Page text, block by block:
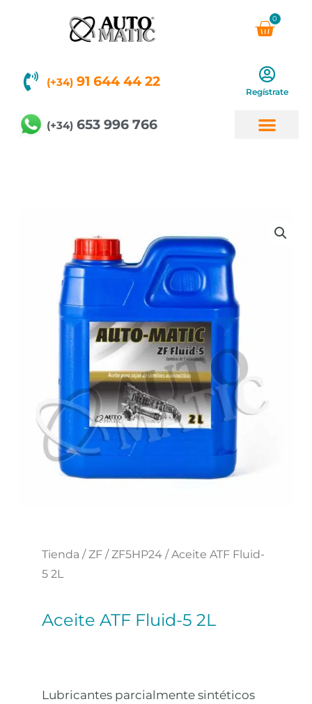
0
(+34) 91 644 44 22
Regístrate
(+34) 653 996 766
Tienda / ZF / ZF5HP24 / Aceite ATF Fluid-
5 2L
Aceite ATF Fluid-5 2L
Lubricantes parcialmente sintéticos